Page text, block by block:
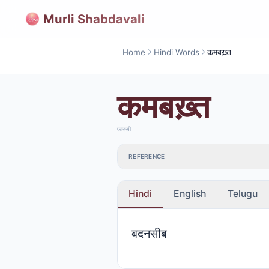
Murli Shabdavali
Home Hindi Words कमबख़्त
कमबख़्त
फ़ारसी
REFERENCE
Hindi English Telugu
बदनसीब